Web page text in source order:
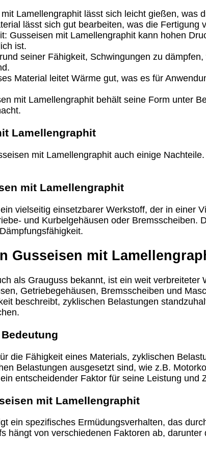
Lamellengraphit lässt sich leicht gießen, was
lässt sich gut bearbeiten, was die Fertigung
Gusseisen mit Lamellengraphit kann hohen
ist.
seiner Fähigkeit, Schwingungen zu
Material leitet Wärme gut, was es für
mit Lamellengraphit behält seine Form unter
Lamellengraphit
mit Lamellengraphit auch einige
mit Lamellengraphit
vielseitig einsetzbarer Werkstoff, der in einer
und Kurbelgehäusen oder
Gusseisen mit
als Grauguss bekannt, ist ein weit
Getriebegehäusen, Bremsscheiben und
beschreibt, zyklischen Belastungen
die Fähigkeit eines Materials, zyklischen
Belastungen ausgesetzt sind, wie z.B.
entscheidender Faktor für seine Leistung und
mit Lamellengraphit
ein spezifisches Ermüdungsverhalten, das
hängt von verschiedenen Faktoren ab,